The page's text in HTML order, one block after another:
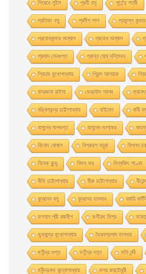
পিয়েরে লুইস পূরবী বসু পূর্ণেন্দু পত্রী
প্রতিভা বসু প্রদীপ পাল প্রফুল্ল কুমার
প্রবােধকুমার সান্যাল প্রবােধ সান্যাল
প্রসাদ সেনগুপ্ত প্রান্ত ঘোষ দস্তিদার
প্রিতম মুখোপাধ্যায় প্রিন্স আশরাফ
ফারজানা রাইসা ফেরদৌস আলম
বঙ্কিমচন্দ্র চট্টোপাধ্যায় বাইবেল বানী
বাসুদেব দাশগুপ্ত বাসুবেদ মালাকর
বিনোদ ঘোষাল বিপ্রদাশ বড়ুয়া বিপ্লব
বিবেক কুন্ডু বিমল কর বিশ্বজিৎ পাণ্ডা
বীথি চট্টোপাধ্যায় বীরু চট্টোপাধ্যায়
বুদ্ধদেব বসু বুদ্ধদেব হালদার ব্যারি
ভগবান শ্রী রজনীশ ভগীরথ মিশ্র
ভুবনচন্দ্র মুখোপাধ্যায় ভৈরবপ্রসাদ হালদার
মণীন্দ্র গুপ্ত মণীন্দ্র দত্ত মতি নন্দী
মনীন্দ্রনাথ বন্দ্যোপাধ্যায় মলয় রায়চৌধুরী